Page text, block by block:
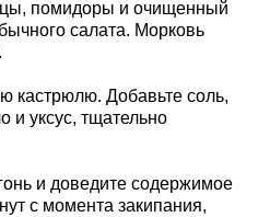
помидоры и очищенный
салата. Морковь
кастрюлю. Добавьте соль,
и уксус, тщательно
и доведите содержимое
с момента закипания,